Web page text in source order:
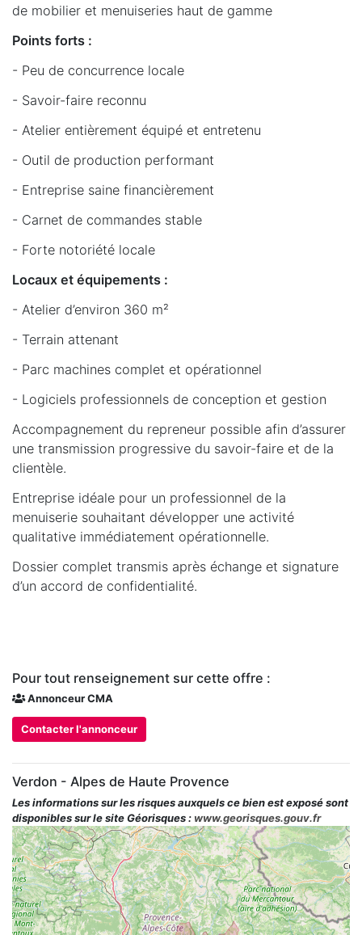
de mobilier et menuiseries haut de gamme
Points forts :
- Peu de concurrence locale
- Savoir-faire reconnu
- Atelier entièrement équipé et entretenu
- Outil de production performant
- Entreprise saine financièrement
- Carnet de commandes stable
- Forte notoriété locale
Locaux et équipements :
- Atelier d’environ 360 m²
- Terrain attenant
- Parc machines complet et opérationnel
- Logiciels professionnels de conception et gestion
Accompagnement du repreneur possible afin d’assurer
une transmission progressive du savoir-faire et de la
clientèle.
Entreprise idéale pour un professionnel de la
menuiserie souhaitant développer une activité
qualitative immédiatement opérationnelle.
Dossier complet transmis après échange et signature
d’un accord de confidentialité.
Pour tout renseignement sur cette offre :
Annonceur CMA
Contacter l'annonceur
Verdon - Alpes de Haute Provence
Les informations sur les risques auxquels ce bien est exposé sont
disponibles sur le site Géorisques : www.georisques.gouv.fr